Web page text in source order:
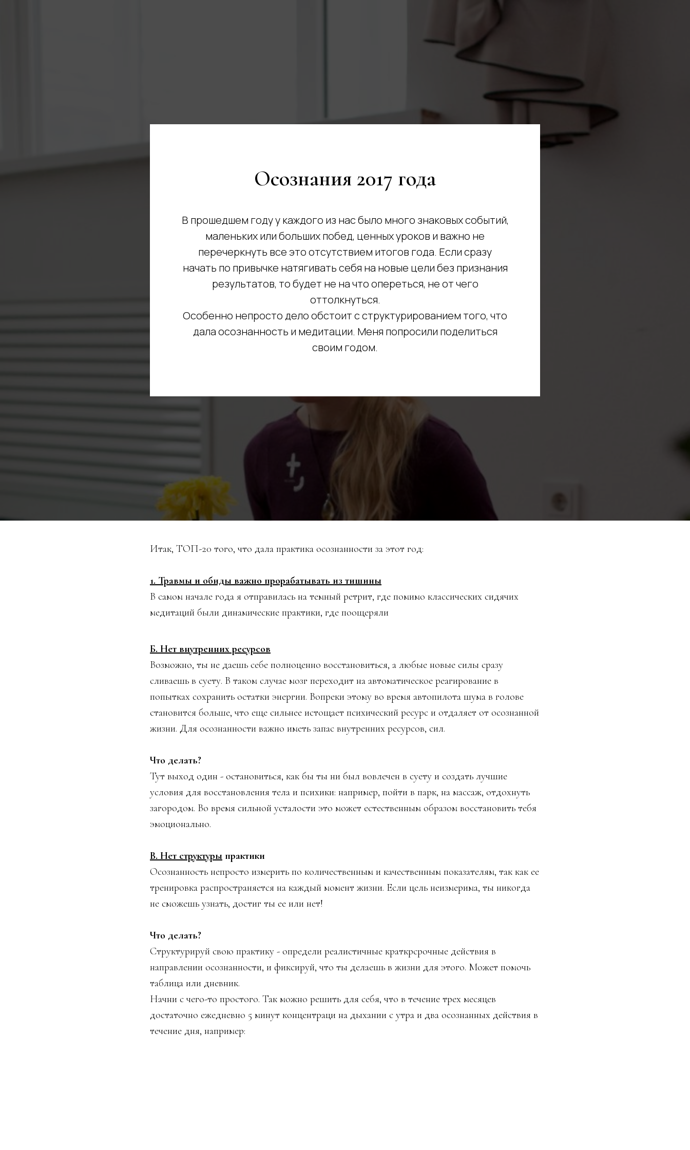
Осознания 2017 года
В прошедшем году у каждого из нас было много знаковых событий,
маленьких или больших побед, ценных уроков и важно не
перечеркнуть все это отсутствием итогов года. Если сразу
начать по привычке натягивать себя на новые цели без признания
результатов, то будет не на что опереться, не от чего
оттолкнуться.
Особенно непросто дело обстоит с структурированием того, что
дала осознанность и медитации. Меня попросили поделиться
своим годом.
Итак, ТОП-20 того, что дала практика осознанности за этот год:
1. Травмы и обиды важно прорабатывать из тишины
В самом начале года я отправилась на темный ретрит, где помимо классических сидячих
медитаций были динамические практики, где поощеряли
Б. Нет внутренних ресурсов
Возможно, ты не даешь себе полноценно восстановиться, а любые новые силы сразу
сливаешь в суету. В таком случае мозг переходит на автоматическое реагирование в
попытках сохранить остатки энергии. Вопреки этому во время автопилота шума в голове
становится больше, что еще сильнее истощает психический ресурс и отдаляет от осознанной
жизни. Для осознанности важно иметь запас внутренних ресурсов, сил.
Что делать?
Тут выход один - остановиться, как бы ты ни был вовлечен в суету и создать лучшие
условия для восстановления тела и психики: например, пойти в парк, на массаж, отдохнуть
загородом. Во время сильной усталости это может естественным образом восстановить тебя
эмоционально.
В. Нет структуры практики
Осознанность непросто измерить по количественным и качественным показателям, так как ее
тренировка распространяется на каждый момент жизни. Если цель неизмерима, ты никогда
не сможешь узнать, достиг ты ее или нет!
Что делать?
Структурируй свою практику - определи реалистичные краткрсрочные действия в
направлении осознанности, и фиксируй, что ты делаешь в жизни для этого. Может помочь
таблица или дневник.
Начни с чего-то простого. Так можно решить для себя, что в течение трех месяцев
достаточно ежедневно 5 минут концентраци на дыхании с утра и два осознанных действия в
течение дня, например: